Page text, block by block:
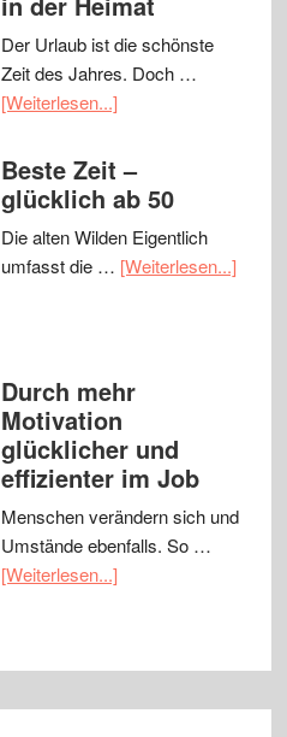
Der Urlaub ist die schönste
Zeit des Jahres. Doch …
[Weiterlesen...]
Beste Zeit –
glücklich ab 50
Die alten Wilden Eigentlich
umfasst die … [Weiterlesen...]
Durch mehr
Motivation
glücklicher und
effizienter im Job
Menschen verändern sich und
Umstände ebenfalls. So …
[Weiterlesen...]